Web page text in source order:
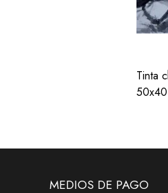
Tinta
50x40
MEDIOS DE PAGO